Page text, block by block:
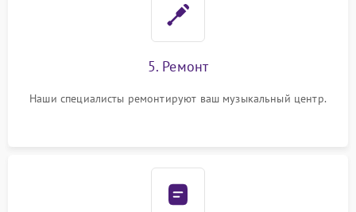
5. Ремонт
Наши специалисты ремонтируют ваш музыкальный центр.